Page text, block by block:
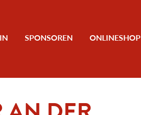
SPONSOREN ONLINESHOP